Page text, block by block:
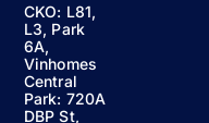
CKO: L81,
L3, Park
6A,
Vinhomes
Central
Park: 720A
DBP St,